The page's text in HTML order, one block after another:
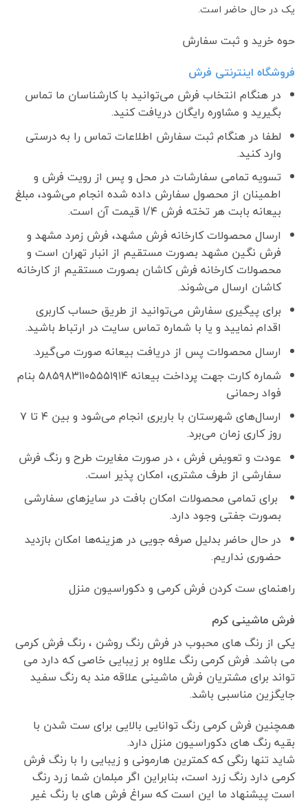
یک در حال حاضر است.
حوه خرید و ثبت سفارش
فروشگاه اینترنتی فرش
در هنگام انتخاب فرش می‌توانید با کارشناسان ما تماس
بگیرید و مشاوره رایگان دریافت کنید.
لطفا در هنگام ثبت سفارش اطلاعات تماس را به درستی
وارد کنید.
تسویه تمامی سفارشات در محل و پس از رویت فرش و
اطمینان از محصول سفارش داده شده انجام می‌شود، مبلغ
بیعانه بابت هر تخته فرش ۱/۴ قیمت آن است.
ارسال محصولات کارخانه فرش مشهد، فرش زمرد مشهد و
فرش نگین مشهد بصورت مستقیم از انبار تهران است و
محصولات کارخانه فرش کاشان بصورت مستقیم از کارخانه
کاشان ارسال می‌شوند.
برای پیگیری سفارش می‌توانید از طریق حساب کاربری
اقدام نمایید و یا با شماره تماس سایت در ارتباط باشید.
ارسال محصولات پس از دریافت بیعانه صورت می‌گیرد.
شماره کارت جهت پرداخت بیعانه ۵۸۵۹۸۳۱۱۰۵۵۵۱۹۱۴ بنام
فواد رحمانی
ارسال‌های شهرستان با باربری انجام می‌شود و بین ۴ تا ۷
روز کاری زمان می‌برد.
عودت و تعویض فرش ، در صورت مغایرت طرح و رنگ فرش
سفارشی از طرف مشتری، امکان پذیر است.
برای تمامی محصولات امکان بافت در سایزهای سفارشی
بصورت جفتی وجود دارد.
در حال حاضر بدلیل صرفه جویی در هزینه‌ها امکان بازدید
حضوری نداریم.
راهنمای ست کردن فرش کرمی و دکوراسیون منزل
فرش ماشینی کرم
یکی از رنگ های محبوب در فرش رنگ روشن ، رنگ فرش کرمی
می باشد. فرش کرمی رنگ علاوه بر زیبایی خاصی که دارد می
تواند برای مشتریان فرش ماشینی علاقه مند به رنگ سفید
جایگزین مناسبی باشد.
همچنین فرش کرمی رنگ توانایی بالایی برای ست شدن با
بقیه رنگ های دکوراسیون منزل دارد.
شاید تنها رنگی که کمترین هارمونی و زیبایی را با رنگ فرش
کرمی دارد رنگ زرد است، بنابراین اگر مبلمان شما زرد رنگ
است پیشنهاد ما این است که سراغ فرش های با رنگ غیر